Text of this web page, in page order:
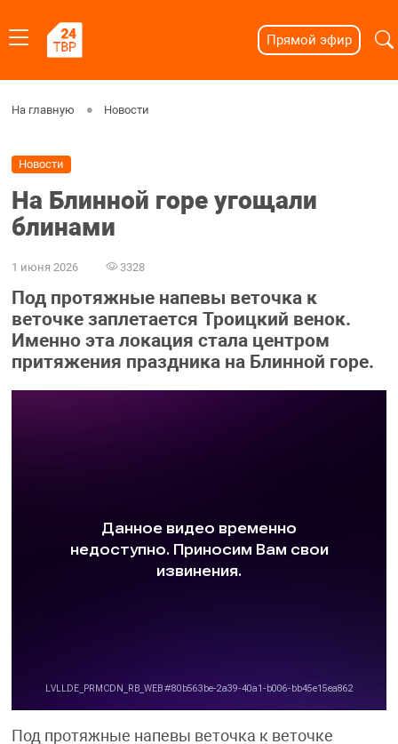
Прямой эфир
На главную Новости
Новости
На Блинной горе угощали
блинами
1 июня 2026 3328
Под протяжные напевы веточка к
веточке заплетается Троицкий венок.
Именно эта локация стала центром
притяжения праздника на Блинной горе.
Под протяжные напевы веточка к веточке